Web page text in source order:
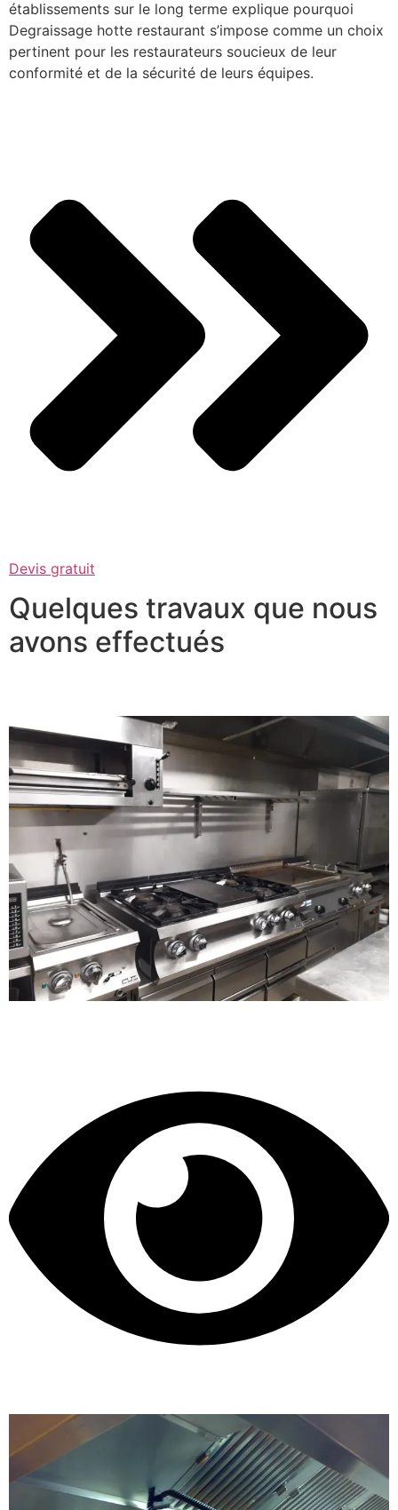
établissements sur le long terme explique pourquoi
Degraissage hotte restaurant s’impose comme un choix
pertinent pour les restaurateurs soucieux de leur
conformité et de la sécurité de leurs équipes.
Devis gratuit
Quelques travaux que nous
avons effectués